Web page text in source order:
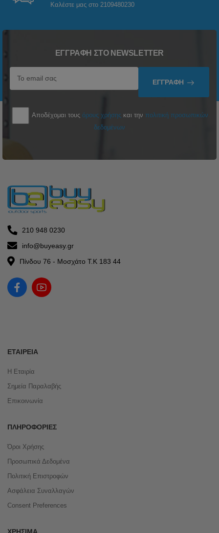
Καλέστε μας στο 2109480230
ΕΓΓΡΑΦΉ ΣΤΟ NEWSLETTER
ΕΓΓΡΑΦΉ
Αποδέχομαι τους όρους χρήσης και την πολιτική προσωπικών
δεδομένων
210 948 0230
info@buyeasy.gr
Πίνδου 76 - Μοσχάτο Τ.Κ 183 44
ΕΤΑΙΡΕΊΑ
Η Εταιρία
Σημεία Παραλαβής
Επικοινωνία
ΠΛΗΡΟΦΟΡΊΕΣ
Όροι Χρήσης
Προσωπικά Δεδομένα
Πολιτική Επιστροφών
Ασφάλεια Συναλλαγών
Consent Preferences